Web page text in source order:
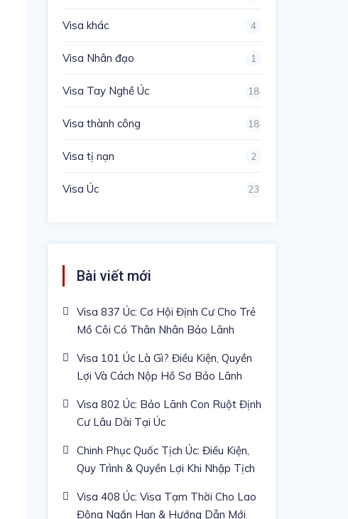
Visa khác 4
Visa Nhân đạo 1
Visa Tay Nghề Úc 18
Visa thành công 18
Visa tị nạn 2
Visa Úc 23
Bài viết mới
Visa 837 Úc: Cơ Hội Định Cư Cho Trẻ
Mồ Côi Có Thân Nhân Bảo Lãnh
Visa 101 Úc Là Gì? Điều Kiện, Quyền
Lợi Và Cách Nộp Hồ Sơ Bảo Lãnh
Visa 802 Úc: Bảo Lãnh Con Ruột Định
Cư Lâu Dài Tại Úc
Chinh Phục Quốc Tịch Úc: Điều Kiện,
Quy Trình & Quyền Lợi Khi Nhập Tịch
Visa 408 Úc: Visa Tạm Thời Cho Lao
Động Ngắn Hạn & Hướng Dẫn Mới